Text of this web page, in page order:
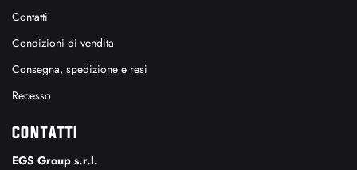
Contatti
Condizioni di vendita
Consegna, spedizione e resi
Recesso
CONTATTI
EGS Group s.r.l.